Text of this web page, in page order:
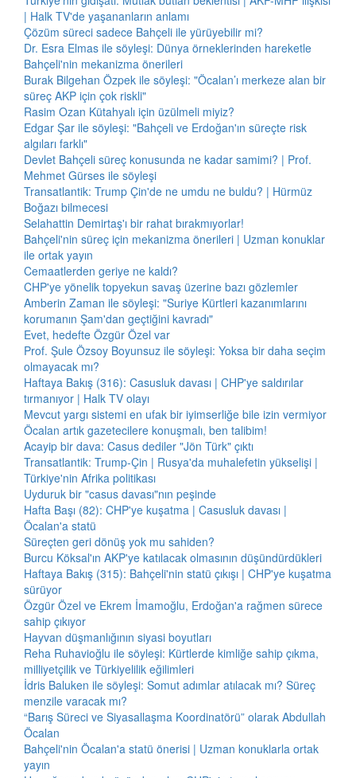
| Halk TV'de yaşananların anlamı
Çözüm süreci sadece Bahçeli ile yürüyebilir mi?
Dr. Esra Elmas ile söyleşi: Dünya örneklerinden hareketle
Bahçeli'nin mekanizma önerileri
Burak Bilgehan Özpek ile söyleşi: "Öcalan’ı merkeze alan bir
süreç AKP için çok riskli"
Rasim Ozan Kütahyalı için üzülmeli miyiz?
Edgar Şar ile söyleşi: "Bahçeli ve Erdoğan'ın süreçte risk
algıları farklı"
Devlet Bahçeli süreç konusunda ne kadar samimi? | Prof.
Mehmet Gürses ile söyleşi
Transatlantik: Trump Çin'de ne umdu ne buldu? | Hürmüz
Boğazı bilmecesi
Selahattin Demirtaş'ı bir rahat bırakmıyorlar!
Bahçeli'nin süreç için mekanizma önerileri | Uzman konuklar
ile ortak yayın
Cemaatlerden geriye ne kaldı?
CHP'ye yönelik topyekun savaş üzerine bazı gözlemler
Amberin Zaman ile söyleşi: "Suriye Kürtleri kazanımlarını
korumanın Şam'dan geçtiğini kavradı"
Evet, hedefte Özgür Özel var
Prof. Şule Özsoy Boyunsuz ile söyleşi: Yoksa bir daha seçim
olmayacak mı?
Haftaya Bakış (316): Casusluk davası | CHP'ye saldırılar
tırmanıyor | Halk TV olayı
Mevcut yargı sistemi en ufak bir iyimserliğe bile izin vermiyor
Öcalan artık gazetecilere konuşmalı, ben talibim!
Acayip bir dava: Casus dediler "Jön Türk" çıktı
Transatlantik: Trump-Çin | Rusya'da muhalefetin yükselişi |
Türkiye'nin Afrika politikası
Uyduruk bir "casus davası"nın peşinde
Hafta Başı (82): CHP'ye kuşatma | Casusluk davası |
Öcalan'a statü
Süreçten geri dönüş yok mu sahiden?
Burcu Köksal'ın AKP'ye katılacak olmasının düşündürdükleri
Haftaya Bakış (315): Bahçeli'nin statü çıkışı | CHP'ye kuşatma
sürüyor
Özgür Özel ve Ekrem İmamoğlu, Erdoğan'a rağmen sürece
sahip çıkıyor
Hayvan düşmanlığının siyasi boyutları
Reha Ruhavioğlu ile söyleşi: Kürtlerde kimliğe sahip çıkma,
milliyetçilik ve Türkiyelilik eğilimleri
İdris Baluken ile söyleşi: Somut adımlar atılacak mı? Süreç
menzile varacak mı?
“Barış Süreci ve Siyasallaşma Koordinatörü” olarak Abdullah
Öcalan
Bahçeli'nin Öcalan'a statü önerisi | Uzman konuklarla ortak
yayın